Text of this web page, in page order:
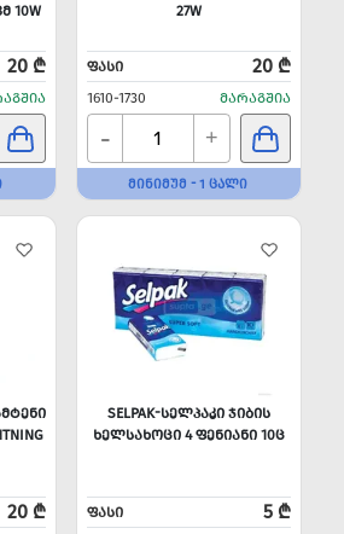
10W
20 ₾
27W
ᲤᲐᲡᲘ 20 ₾
1610-1730 ᲛᲐᲠᲐᲒᲨᲘᲐ
- +
ᲛᲘᲜᲘᲛᲣᲛ - 1 ᲪᲐᲚᲘ
20 ₾
SELPAK-ᲡᲔᲚᲞᲐᲙᲘ ᲯᲘᲑᲘᲡ
ᲮᲔᲚᲡᲐᲮᲝᲪᲘ 4 ᲤᲔᲜᲘᲐᲜᲘ 10Ც
ᲤᲐᲡᲘ 5 ₾